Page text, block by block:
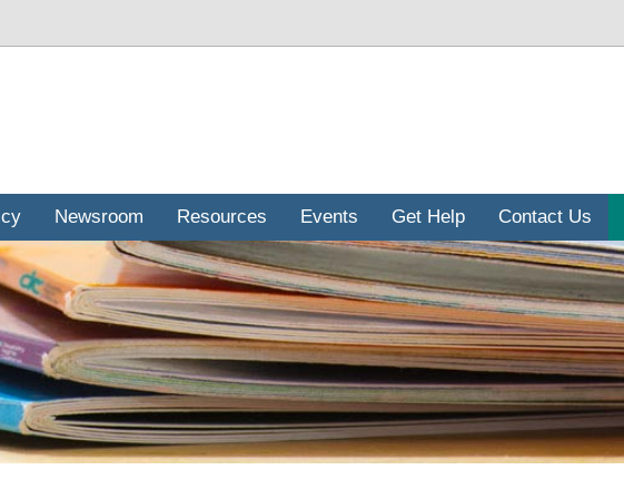
Newsroom Resources Events Get Help Contact Us